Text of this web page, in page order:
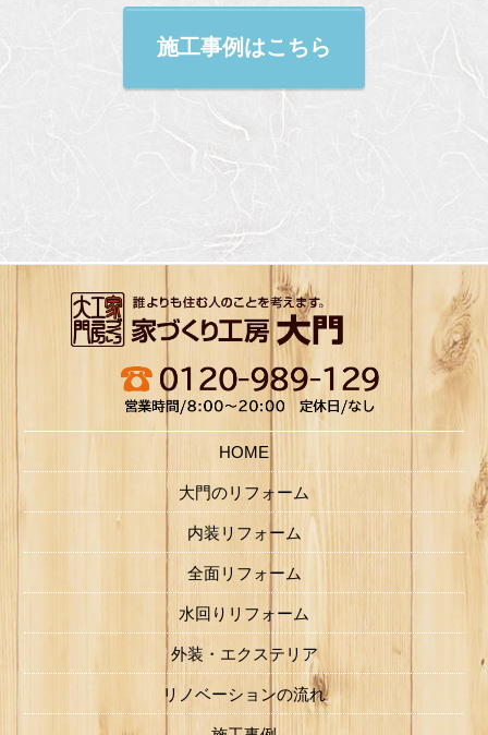
施工事例はこちら
HOME
大門のリフォーム
内装リフォーム
全面リフォーム
水回りリフォーム
外装・エクステリア
リノベーションの流れ